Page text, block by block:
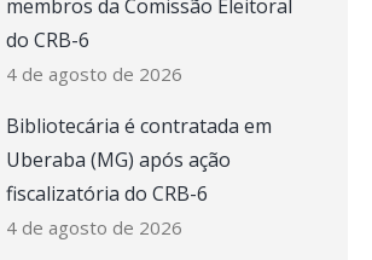
membros da Comissão Eleitoral
do CRB-6
4 de agosto de 2026
Bibliotecária é contratada em
Uberaba (MG) após ação
fiscalizatória do CRB-6
4 de agosto de 2026